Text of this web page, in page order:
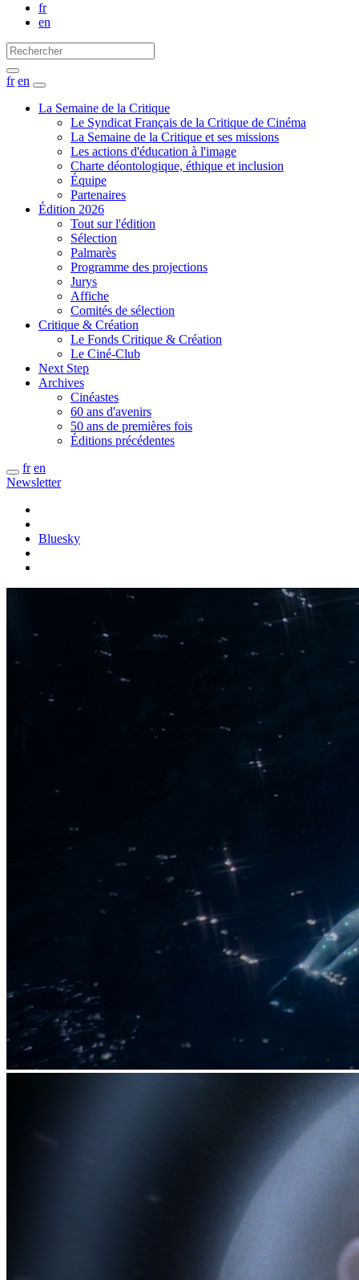
fr
en
fr en
La Semaine de la Critique
Le Syndicat Français de la Critique de Cinéma
La Semaine de la Critique et ses missions
Les actions d'éducation à l'image
Charte déontologique, éthique et inclusion
Équipe
Partenaires
Édition 2026
Tout sur l'édition
Sélection
Palmarès
Programme des projections
Jurys
Affiche
Comités de sélection
Critique & Création
Le Fonds Critique & Création
Le Ciné-Club
Next Step
Archives
Cinéastes
60 ans d'avenirs
50 ans de premières fois
Éditions précédentes
fr en
Newsletter
Bluesky